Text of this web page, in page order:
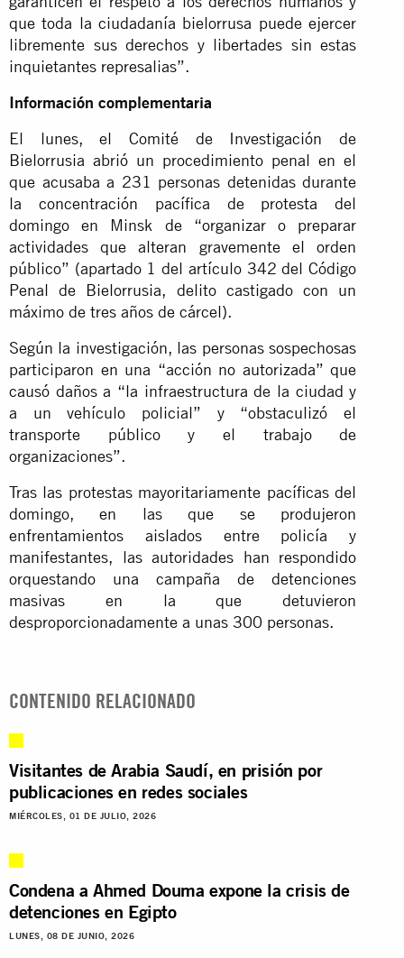
que toda la ciudadanía bielorrusa puede ejercer
libremente sus derechos y libertades sin estas
inquietantes represalias”.
Información complementaria
El lunes, el Comité de Investigación de
Bielorrusia abrió un procedimiento penal en el
que acusaba a 231 personas detenidas durante
la concentración pacífica de protesta del
domingo en Minsk de “organizar o preparar
actividades que alteran gravemente el orden
público” (apartado 1 del artículo 342 del Código
Penal de Bielorrusia, delito castigado con un
máximo de tres años de cárcel).
Según la investigación, las personas sospechosas
participaron en una “acción no autorizada” que
causó daños a “la infraestructura de la ciudad y
a un vehículo policial” y “obstaculizó el
transporte público y el trabajo de
organizaciones”.
Tras las protestas mayoritariamente pacíficas del
domingo, en las que se produjeron
enfrentamientos aislados entre policía y
manifestantes, las autoridades han respondido
orquestando una campaña de detenciones
masivas en la que detuvieron
desproporcionadamente a unas 300 personas.
CONTENIDO RELACIONADO
Visitantes de Arabia Saudí, en prisión por
publicaciones en redes sociales
MIÉRCOLES, 01 DE JULIO, 2026
Condena a Ahmed Douma expone la crisis de
detenciones en Egipto
LUNES, 08 DE JUNIO, 2026